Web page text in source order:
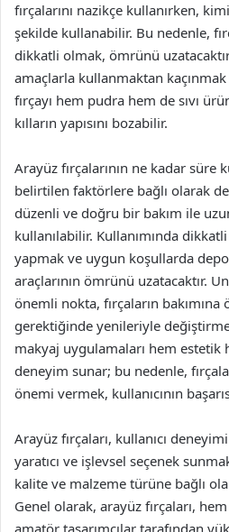
fırçalarını nazikçe kullanırken,
şekilde kullanabilir. Bu nedenle,
dikkatli olmak, ömrünü
amaçlarla kullanmaktan
fırçayı hem pudra hem de sıvı
kılların yapısını bozabilir.
Arayüz fırçalarının ne kadar süre
belirtilen faktörlere bağlı olarak
düzenli ve doğru bir bakım ile
kullanılabilir. Kullanımında
yapmak ve uygun koşullarda
araçlarının ömrünü uzatacaktır.
önemli nokta, fırçaların
gerektiğinde yenileriyle
makyaj uygulamaları hem estetik
deneyim sunar; bu nedenle,
önemi vermek, kullanıcının
Arayüz fırçaları, kullanıcı
yaratıcı ve işlevsel seçenek
kalite ve malzeme türüne bağlı
Genel olarak, arayüz fırçaları,
amatör tasarımcılar tarafından